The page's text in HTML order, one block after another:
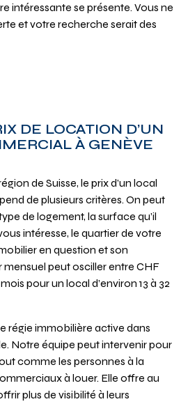
intéressante se présente. Vous ne
et votre recherche serait des
DE LOCATION D’UN
À GENÈVE
de Suisse, le prix d’un local
de plusieurs critères. On peut
de logement, la surface qu’il
intéresse, le quartier de votre
en question et son
mensuel peut osciller entre CHF
pour un local d’environ 13 à 32
régie immobilière active dans
Notre équipe peut intervenir pour
comme les personnes à la
à louer. Elle offre au
plus de visibilité à leurs